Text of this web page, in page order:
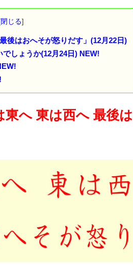
閉じる]
後はおへそが怒りだす」(12月22日)
しょうか(12月24日) NEW!
東へ 東は西へ 最後